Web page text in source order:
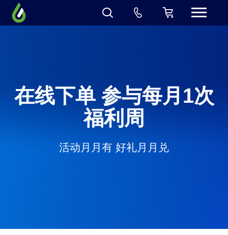
在线下单 参与每月1次
福利周
活动月月有 好礼月月兑